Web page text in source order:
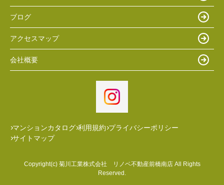
ブログ
アクセスマップ
会社概要
マンションカタログ 利用規約 プライバシーポリシー
サイトマップ
Copyright(c) 菊川工業株式会社 リノベ不動産前橋南店 All Rights
Reserved.